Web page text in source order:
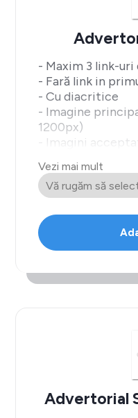
- Maxim 3 link-
- Fară link in
- Cu diacritice
- Imagine
1200px)
- Imagini
Restrictii
rotiri gratuite,
Vezi mai mult
Advertorial